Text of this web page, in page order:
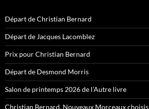
Départ de Christian Bernard
Départ de Jacques Lacomblez
Prix pour Christian Bernard
Départ de Desmond Morris
Salon de printemps 2026 de l’Autre livre
Christian Bernard, Nouveaux Morceaux choisis